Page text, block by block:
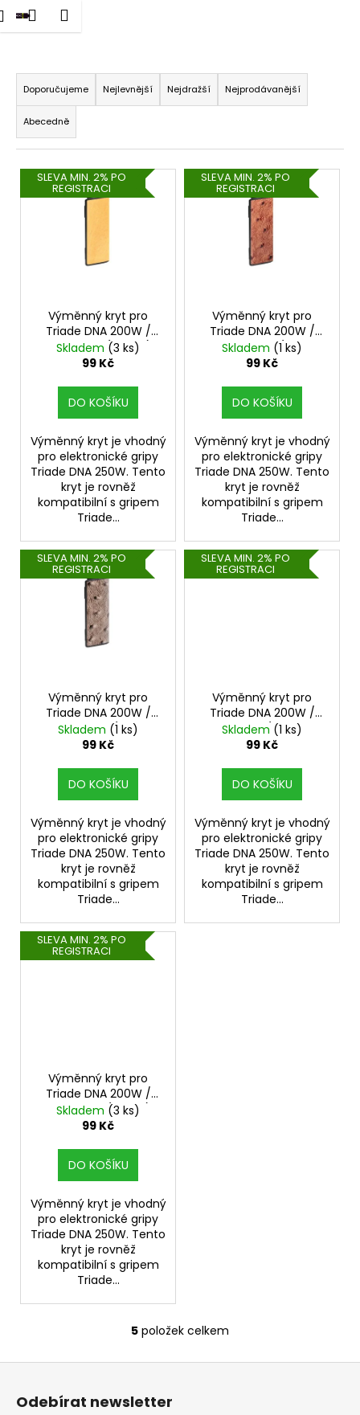
Přejít
na
Přihlášení
Nákupní
Triade
Ř
a
z
e
n
í
p
Doporučujeme Nejlevnější Nejdražší Nejprodávanější
Abecedně
V
ý
SLEVA MIN. 2% PO
REGISTRACI
Výměnný kryt pro
Triade DNA 200W /
DNA 250W (Yellow)
Skladem (3 ks)
99 Kč
DO KOŠÍKU
Výměnný kryt je vhodný
pro elektronické gripy
Triade DNA 250W. Tento
kryt je rovněž
kompatibilní s gripem
Triade...
SLEVA MIN. 2% PO
REGISTRACI
Výměnný kryt pro
Triade DNA 200W /
DNA 250W (Red
Ostrich)
Skladem (1 ks)
99 Kč
DO KOŠÍKU
Výměnný kryt je vhodný
pro elektronické gripy
Triade DNA 250W. Tento
kryt je rovněž
kompatibilní s gripem
Triade...
SLEVA MIN. 2% PO
REGISTRACI
Výměnný kryt pro
Triade DNA 200W /
DNA 250W (Grey
Ostrich)
Skladem (1 ks)
99 Kč
DO KOŠÍKU
Výměnný kryt je vhodný
pro elektronické gripy
Triade DNA 250W. Tento
kryt je rovněž
kompatibilní s gripem
Triade...
SLEVA MIN. 2% PO
REGISTRACI
Výměnný kryt pro
Triade DNA 200W /
DNA 250W (Cracked
Brown)
Skladem (1 ks)
99 Kč
DO KOŠÍKU
Výměnný kryt je vhodný
pro elektronické gripy
Triade DNA 250W. Tento
kryt je rovněž
kompatibilní s gripem
Triade...
SLEVA MIN. 2% PO
REGISTRACI
Výměnný kryt pro
Triade DNA 200W /
DNA 250W (Brown)
Skladem (3 ks)
99 Kč
DO KOŠÍKU
Výměnný kryt je vhodný
pro elektronické gripy
Triade DNA 250W. Tento
kryt je rovněž
kompatibilní s gripem
Triade...
O
v
5 položek celkem
K
o
C
o
p
o
t
ř
HLEDAT
ASPIRE
ŽHAVÍCÍ
43
Z
Odebírat newsletter